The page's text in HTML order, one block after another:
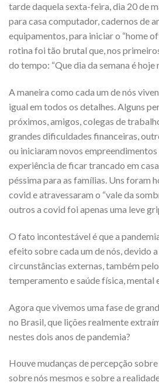
tarde daquela sexta-feira, dia 20 de
para casa computador, cadernos de
equipamentos, para iniciar o “home
rotina foi tão brutal que, nos
do tempo: “Que dia da semana é hoje
A maneira como cada um de nós
igual em todos os detalhes. Alguns
próximos, amigos, colegas de
grandes dificuldades financeiras,
ou iniciaram novos
experiência de ficar trancado em
péssima para as famílias. Uns foram
covid e atravessaram o “vale da
outros a covid foi apenas uma leve
O fato incontestável é que a
efeito sobre cada um de nós, devido
circunstâncias externas, também
temperamento e saúde física, mental
Agora que vivemos uma fase de
no Brasil, que lições realmente
nestes dois anos de pandemia?
Houve mudanças de percepção
sobre nós mesmos e sobre a